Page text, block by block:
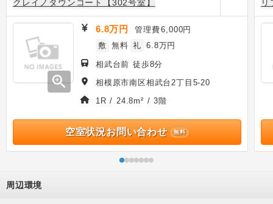
クレイノタウンコート【302号室】
zoom_in
6.8万円 管理費6,000円
敷 無料 礼 6.8万円
相武台前 徒歩8分
相模原市南区相武台2丁目5-20
1R / 24.8m² / 3階
空室状況お問い合わせ 無料
周辺環境